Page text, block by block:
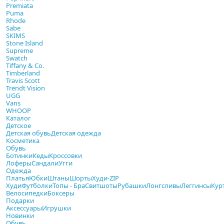
Premiata
Puma
Rhode
Sabe
SKIMS
Stone Island
Supreme
Swatch
Tiffany & Co.
Timberland
Travis Scott
Trendt Vision
UGG
Vans
WHOOP
Каталог
Детское
Детская обувьДетская одежда
Косметика
Обувь
БотинкиКедыКроссовки
ЛоферыСандалиУгги
Одежда
ПлатьяЮбкиШтаныШортыХуди-ZIP
ХудиФутболкиТопы - БраСвитшотыРубашкиЛонгсливыЛеггинсы
ВелосипедкиБоксеры
Подарки
АксессуарыИгрушки
Новинки